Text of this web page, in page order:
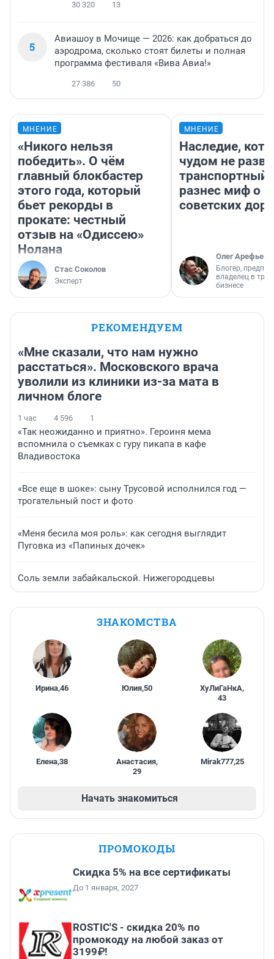
30 320 13
5
Авиашоу в Мочище — 2026: как добраться до
аэродрома, сколько стоят билеты и полная
программа фестиваля «Вива Авиа!»
27 386 50
МНЕНИЕ
«Никого нельзя
победить». О чём
главный блокбастер
этого года, который
бьет рекорды в
прокате: честный
отзыв на «Одиссею»
Нолана
Стас Соколов
Эксперт
МНЕНИЕ
Наследие,
чудом не
транспортный
разнес миф о
советских
Олег Арефьев
Блогер,
владелец в
бизнесе
РЕКОМЕНДУЕМ
«Мне сказали, что нам нужно
расстаться». Московского врача
уволили из клиники из-за мата в
личном блоге
1 час 4 596 1
«Так неожиданно и приятно». Героиня мема
вспомнила о съемках с гуру пикапа в кафе
Владивостока
«Все еще в шоке»: сыну Трусовой исполнился год —
трогательный пост и фото
«Меня бесила моя роль»: как сегодня выглядит
Пуговка из «Папиных дочек»
Соль земли забайкальской. Нижегородцевы
ЗНАКОМСТВА
Ирина,46 Юлия,50 ХуЛиГаНкА,
43
Елена,38 Анастасия,
29
Mirak777,25
Начать знакомиться
ПРОМОКОДЫ
Скидка 5% на все сертификаты
До 1 января, 2027
ROSTIC'S - скидка 20% по
промокоду на любой заказ от
3199₽!